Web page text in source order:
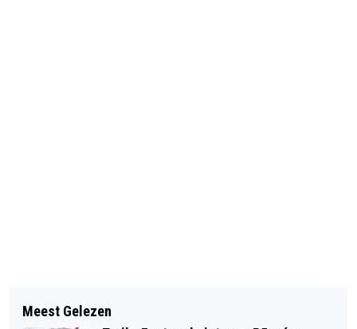
BIJZONDER FUSION
BRABANTSE WERKVLOER OPVALLEND
Meest Gelezen